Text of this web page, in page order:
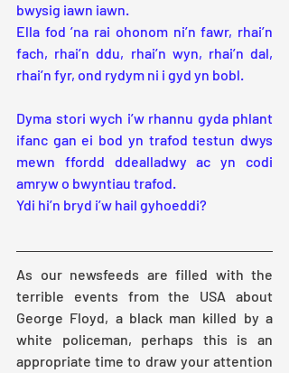
bwysig iawn iawn.
Ella fod ’na rai ohonom ni’n fawr, rhai’n
fach, rhai’n ddu, rhai’n wyn, rhai’n dal,
rhai’n fyr, ond rydym ni i gyd yn bobl.
Dyma stori wych i’w rhannu gyda phlant
ifanc gan ei bod yn trafod testun dwys
mewn ffordd ddealladwy ac yn codi
amryw o bwyntiau trafod.
Ydi hi’n bryd i’w hail gyhoeddi?
As our newsfeeds are filled with the
terrible events from the USA about
George Floyd, a black man killed by a
white policeman, perhaps this is an
appropriate time to draw your attention